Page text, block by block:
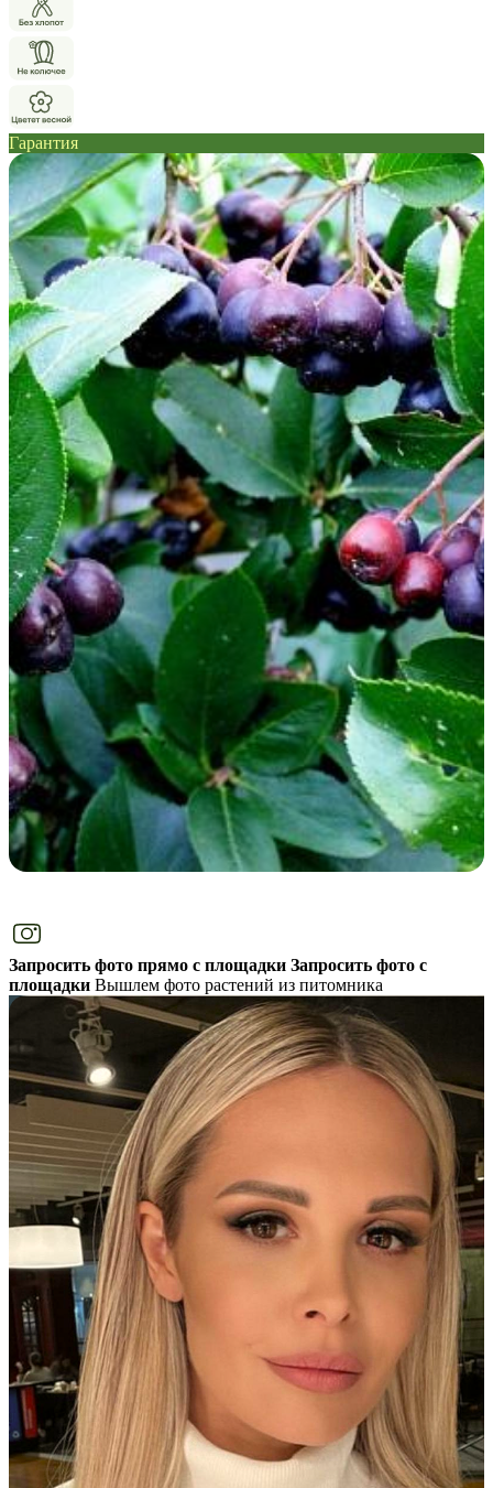
Гарантия
Запросить фото прямо с площадки Запросить фото с
площадки Вышлем фото растений из питомника